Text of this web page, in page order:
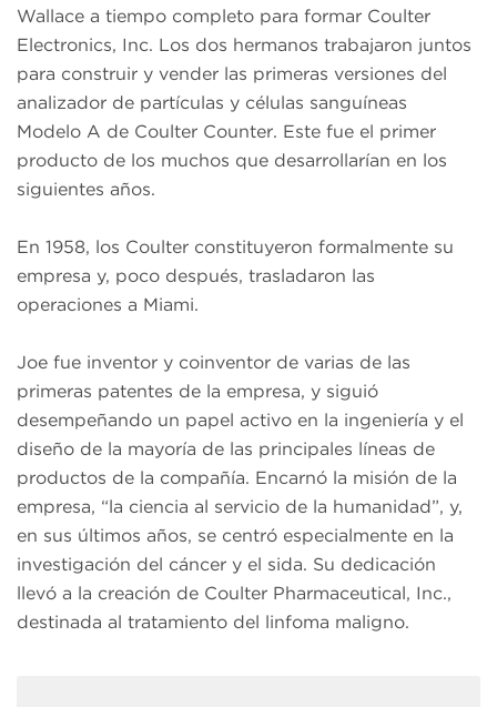
Wallace a tiempo completo para formar Coulter
Electronics, Inc. Los dos hermanos trabajaron juntos
para construir y vender las primeras versiones del
analizador de partículas y células sanguíneas
Modelo A de Coulter Counter. Este fue el primer
producto de los muchos que desarrollarían en los
siguientes años.
En 1958, los Coulter constituyeron formalmente su
empresa y, poco después, trasladaron las
operaciones a Miami.
Joe fue inventor y coinventor de varias de las
primeras patentes de la empresa, y siguió
desempeñando un papel activo en la ingeniería y el
diseño de la mayoría de las principales líneas de
productos de la compañía. Encarnó la misión de la
empresa, “la ciencia al servicio de la humanidad”, y,
en sus últimos años, se centró especialmente en la
investigación del cáncer y el sida. Su dedicación
llevó a la creación de Coulter Pharmaceutical, Inc.,
destinada al tratamiento del linfoma maligno.